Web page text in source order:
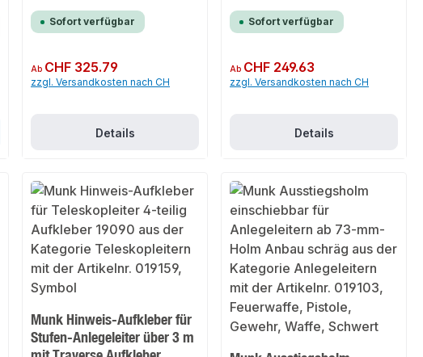
Sofort verfügbar
Regulärer Preis:
Ab CHF 325.79
zzgl. Versandkosten nach CH
Details
Sofort verfügbar
Regulärer Preis:
Ab CHF 249.63
zzgl. Versandkosten nach CH
Details
Munk Hinweis-Aufkleber für
Stufen-Anlegeleiter über 3 m